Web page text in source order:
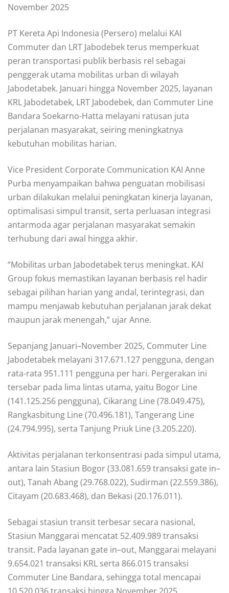
November 2025
PT Kereta Api Indonesia (Persero) melalui KAI
Commuter dan LRT Jabodebek terus memperkuat
peran transportasi publik berbasis rel sebagai
penggerak utama mobilitas urban di wilayah
Jabodetabek. Januari hingga November 2025, layanan
KRL Jabodetabek, LRT Jabodebek, dan Commuter Line
Bandara Soekarno-Hatta melayani ratusan juta
perjalanan masyarakat, seiring meningkatnya
kebutuhan mobilitas harian.
Vice President Corporate Communication KAI Anne
Purba menyampaikan bahwa penguatan mobilisasi
urban dilakukan melalui peningkatan kinerja layanan,
optimalisasi simpul transit, serta perluasan integrasi
antarmoda agar perjalanan masyarakat semakin
terhubung dari awal hingga akhir.
“Mobilitas urban Jabodetabek terus meningkat. KAI
Group fokus memastikan layanan berbasis rel hadir
sebagai pilihan harian yang andal, terintegrasi, dan
mampu menjawab kebutuhan perjalanan jarak dekat
maupun jarak menengah,” ujar Anne.
Sepanjang Januari–November 2025, Commuter Line
Jabodetabek melayani 317.671.127 pengguna, dengan
rata-rata 951.111 pengguna per hari. Pergerakan ini
tersebar pada lima lintas utama, yaitu Bogor Line
(141.125.256 pengguna), Cikarang Line (78.049.475),
Rangkasbitung Line (70.496.181), Tangerang Line
(24.794.995), serta Tanjung Priuk Line (3.205.220).
Aktivitas perjalanan terkonsentrasi pada simpul utama,
antara lain Stasiun Bogor (33.081.659 transaksi gate in–
out), Tanah Abang (29.768.022), Sudirman (22.559.386),
Citayam (20.683.468), dan Bekasi (20.176.011).
Sebagai stasiun transit terbesar secara nasional,
Stasiun Manggarai mencatat 52.409.989 transaksi
transit. Pada layanan gate in–out, Manggarai melayani
9.654.021 transaksi KRL serta 866.015 transaksi
Commuter Line Bandara, sehingga total mencapai